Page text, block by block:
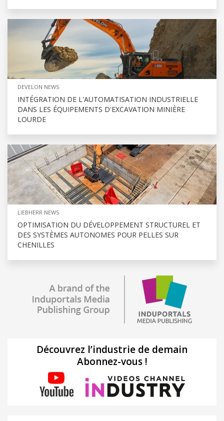
DEVELON NEWS
INTÉGRATION DE L'AUTOMATISATION INDUSTRIELLE
DANS LES ÉQUIPEMENTS D'EXCAVATION MINIÈRE
LOURDE
LIEBHERR NEWS
OPTIMISATION DU DÉVELOPPEMENT STRUCTUREL ET
DES SYSTÈMES AUTONOMES POUR PELLES SUR
CHENILLES
Découvrez l’industrie de demain
Abonnez-vous !